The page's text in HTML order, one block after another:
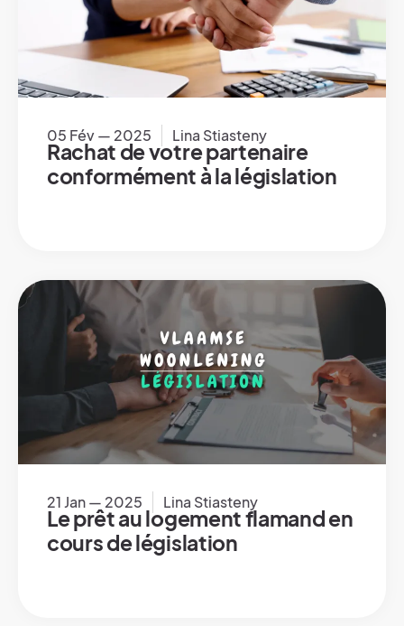
05 Fév — 2025 Lina Stiasteny
Rachat de votre partenaire
conformément à la législation
21 Jan — 2025 Lina Stiasteny
Le prêt au logement flamand en
cours de législation